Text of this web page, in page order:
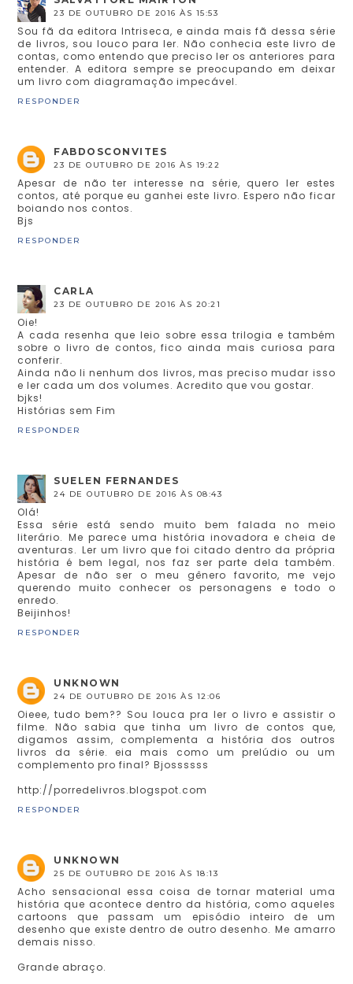
23 DE OUTUBRO DE 2016 ÀS 15:53
Sou fã da editora Intriseca, e ainda mais fã dessa série
de livros, sou louco para ler. Não conhecia este livro de
contas, como entendo que preciso ler os anteriores para
entender. A editora sempre se preocupando em deixar
um livro com diagramação impecável.
RESPONDER
FABDOSCONVITES
23 DE OUTUBRO DE 2016 ÀS 19:22
Apesar de não ter interesse na série, quero ler estes
contos, até porque eu ganhei este livro. Espero não ficar
boiando nos contos.
Bjs
RESPONDER
CARLA
23 DE OUTUBRO DE 2016 ÀS 20:21
Oie!
A cada resenha que leio sobre essa trilogia e também
sobre o livro de contos, fico ainda mais curiosa para
conferir.
Ainda não li nenhum dos livros, mas preciso mudar isso
e ler cada um dos volumes. Acredito que vou gostar.
bjks!
Histórias sem Fim
RESPONDER
SUELEN FERNANDES
24 DE OUTUBRO DE 2016 ÀS 08:43
Olá!
Essa série está sendo muito bem falada no meio
literário. Me parece uma história inovadora e cheia de
aventuras. Ler um livro que foi citado dentro da própria
história é bem legal, nos faz ser parte dela também.
Apesar de não ser o meu gênero favorito, me vejo
querendo muito conhecer os personagens e todo o
enredo.
Beijinhos!
RESPONDER
UNKNOWN
24 DE OUTUBRO DE 2016 ÀS 12:06
Oieee, tudo bem?? Sou louca pra ler o livro e assistir o
filme. Não sabia que tinha um livro de contos que,
digamos assim, complementa a história dos outros
livros da série. eia mais como um prelúdio ou um
complemento pro final? Bjossssss
http://porredelivros.blogspot.com
RESPONDER
UNKNOWN
25 DE OUTUBRO DE 2016 ÀS 18:13
Acho sensacional essa coisa de tornar material uma
história que acontece dentro da história, como aqueles
cartoons que passam um episódio inteiro de um
desenho que existe dentro de outro desenho. Me amarro
demais nisso.
Grande abraço.